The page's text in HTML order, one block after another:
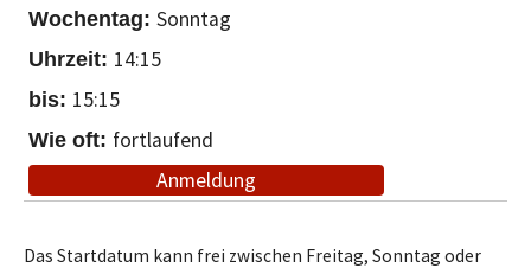
Sonntag
14:15
15:15
fortlaufend
Anmeldung
Das Startdatum kann frei zwischen Freitag, Sonntag oder